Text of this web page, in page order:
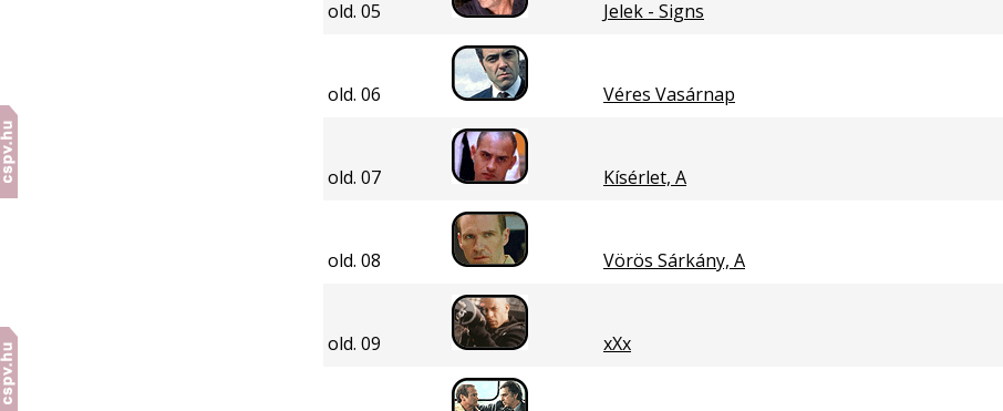
old. 05 Jelek - Signs
old. 06 Véres Vasárnap
old. 07 Kísérlet, A
old. 08 Vörös Sárkány, A
old. 09 xXx